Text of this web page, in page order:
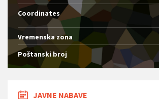
Coordinates
Vremenska zona
Poštanski broj
JAVNE NABAVE